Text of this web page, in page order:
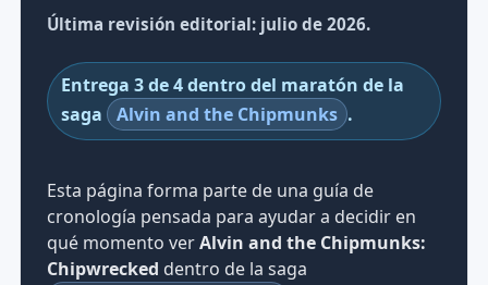
Última revisión editorial: julio de 2026.
Entrega 3 de 4 dentro del maratón de la
saga
Alvin and the Chipmunks .
Esta página forma parte de una guía de
cronología pensada para ayudar a decidir en
qué momento verAlvin and the Chipmunks:
Chipwrecked dentro de la saga